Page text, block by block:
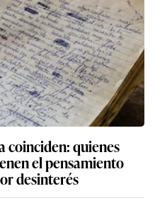
coinciden: quienes
el pensamiento
desinterés